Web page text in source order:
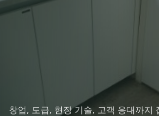
창업, 도급, 현장 기술, 고객 응대까지